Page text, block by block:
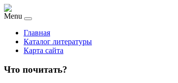
Menu
Главная
Каталог литературы
Карта сайта
Что почитать?